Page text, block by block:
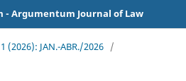
- Argumentum Journal of Law
(2026): JAN.-ABR./2026 /